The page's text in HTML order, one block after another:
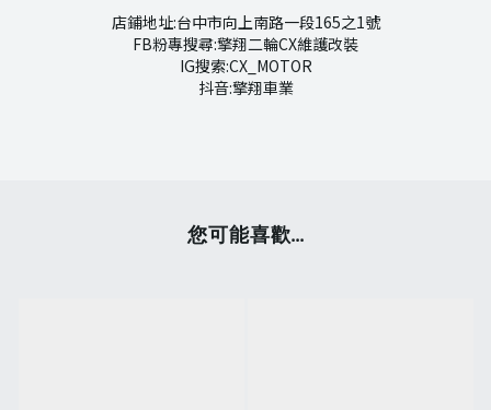
店鋪地址:台中市向上南路一段165之1號
FB粉專搜尋:擎翔二輪CX維護改裝
IG搜索:CX_MOTOR
抖音:擎翔車業
您可能喜歡...